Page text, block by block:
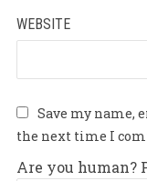
WEBSITE
Save my name,
the next time I
Are you human?